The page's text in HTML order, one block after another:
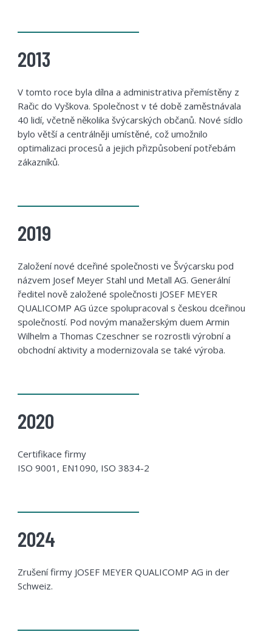
2013
V tomto roce byla dílna a administrativa přemístěny z
Račic do Vyškova. Společnost v té době zaměstnávala
40 lidí, včetně několika švýcarských občanů. Nové sídlo
bylo větší a centrálněji umístěné, což umožnilo
optimalizaci procesů a jejich přizpůsobení potřebám
zákazníků.
2019
Založení nové dceřiné společnosti ve Švýcarsku pod
názvem Josef Meyer Stahl und Metall AG. Generální
ředitel nově založené společnosti JOSEF MEYER
QUALICOMP AG úzce spolupracoval s českou dceřinou
společností. Pod novým manažerským duem Armin
Wilhelm a Thomas Czeschner se rozrostli výrobní a
obchodní aktivity a modernizovala se také výroba.
2020
Certifikace firmy
ISO 9001, EN1090, ISO 3834-2
2024
Zrušení firmy JOSEF MEYER QUALICOMP AG in der
Schweiz.